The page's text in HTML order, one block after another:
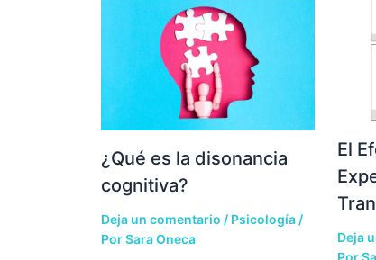
¿Qué es la disonancia
cognitiva?
Deja un comentario / Psicología /
PorSara Oneca
El
Deja
Por